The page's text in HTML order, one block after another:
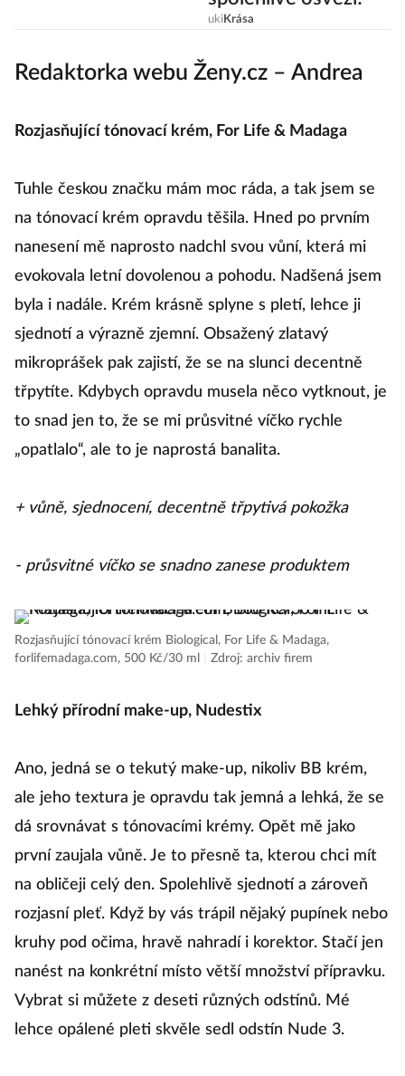
uki Krása
Redaktorka webu Ženy.cz – Andrea
Rozjasňující tónovací krém, For Life & Madaga
Tuhle českou značku mám moc ráda, a tak jsem se
na tónovací krém opravdu těšila. Hned po prvním
nanesení mě naprosto nadchl svou vůní, která mi
evokovala letní dovolenou a pohodu. Nadšená jsem
byla i nadále. Krém krásně splyne s pletí, lehce ji
sjednotí a výrazně zjemní. Obsažený zlatavý
mikroprášek pak zajistí, že se na slunci decentně
třpytíte. Kdybych opravdu musela něco vytknout, je
to snad jen to, že se mi průsvitné víčko rychle
„opatlalo“, ale to je naprostá banalita.
+ vůně, sjednocení, decentně třpytivá pokožka
- průsvitné víčko se snadno zanese produktem
Rozjasňující tónovací krém Biological, For Life & Madaga,
forlifemadaga.com, 500 Kč/30 ml
Zdroj: archiv firem
Lehký přírodní make-up, Nudestix
Ano, jedná se o tekutý make-up, nikoliv BB krém,
ale jeho textura je opravdu tak jemná a lehká, že se
dá srovnávat s tónovacími krémy. Opět mě jako
první zaujala vůně. Je to přesně ta, kterou chci mít
na obličeji celý den. Spolehlivě sjednotí a zároveň
rozjasní pleť. Když by vás trápil nějaký pupínek nebo
kruhy pod očima, hravě nahradí i korektor. Stačí jen
nanést na konkrétní místo větší množství přípravku.
Vybrat si můžete z deseti různých odstínů. Mé
lehce opálené pleti skvěle sedl odstín Nude 3.